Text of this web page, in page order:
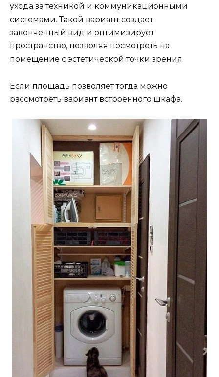
ухода за техникой и коммуникационными
системами. Такой вариант создает
законченный вид и оптимизирует
пространство, позволяя посмотреть на
помещение с эстетической точки зрения.
Если площадь позволяет тогда можно
рассмотреть вариант встроенного шкафа.